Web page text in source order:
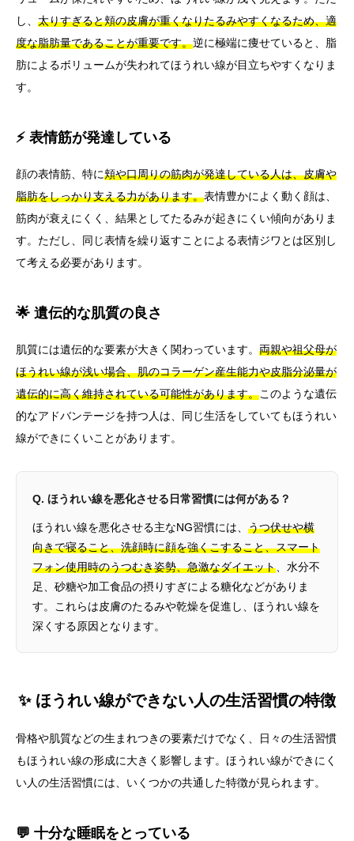
し、 太りすぎると頬の皮膚が重くなりたるみやすくなるため、適
度な脂肪量であることが重要です。逆に極端に痩せていると、脂
肪によるボリュームが失われてほうれい線が目立ちやすくなりま
す。
⚡ 表情筋が発達している
顔の表情筋、特に頬や口周りの筋肉が発達している人は、皮膚や
脂肪をしっかり支える力があります。表情豊かによく動く顔は、
筋肉が衰えにくく、結果としてたるみが起きにくい傾向がありま
す。ただし、同じ表情を繰り返すことによる表情ジワとは区別し
て考える必要があります。
🌟 遺伝的な肌質の良さ
肌質には遺伝的な要素が大きく関わっています。 両親や祖父母が
ほうれい線が浅い場合、肌のコラーゲン産生能力や皮脂分泌量が
遺伝的に高く維持されている可能性があります。このような遺伝
的なアドバンテージを持つ人は、同じ生活をしていてもほうれい
線ができにくいことがあります。
Q. ほうれい線を悪化させる日常習慣には何がある？
ほうれい線を悪化させる主なNG習慣には、 うつ伏せや横
向きで寝ること、洗顔時に顔を強くこすること、スマート
フォン使用時のうつむき姿勢、急激なダイエット 、水分不
足、砂糖や加工食品の摂りすぎによる糖化などがありま
す。これらは皮膚のたるみや乾燥を促進し、ほうれい線を
深くする原因となります。
✨ ほうれい線ができない人の生活習慣の特徴
骨格や肌質などの生まれつきの要素だけでなく、日々の生活習慣
もほうれい線の形成に大きく影響します。ほうれい線ができにく
い人の生活習慣には、いくつかの共通した特徴が見られます。
💬 十分な睡眠をとっている